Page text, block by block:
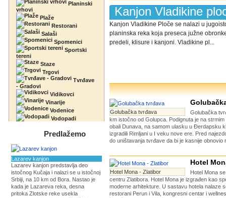
Planinski
vrhovi
Plaže
Restorani
Salaši
Spomenici
Sportski
tereni
Staze
Trgovi
Tvrđave
- Gradovi
Vidikovci
Vinarije
Vodenice
Vodopadi
Predlažemo
Lazarev kanjon
Lazarev kanjon predstavlja deo
istočnog Kučaja i nalazi se u istočnoj
Srbiji, na 10 km od Bora. Nastao je
kada je Lazareva reka, desna
pritoka Zlotske reke usekla
Kanjon Vladikine
Kanjon Vladikine Ploče se nalazi u
planinska reka koja preseca južne
predeli, klisure i kanjoni. Vladikine pl...
Golubačka tvrđava
Golubačka
km istočno od Golupca. Podignuta je na strmim
obali Dunava, na samom ulasku u Đerdapsku
izgradili Rimljani u I veku nove ere. Pred
do uništavanja tvrđave da bi je kasnije obnovio
Hotel Mona - Zlatibor
Hotel
Hotel Mona
centru Zlatibora. Hotel Mona je izgrađen kao
moderne arhitekture. U sastavu hotela nalaze
restorani Perun i Vila, kongresni centar i